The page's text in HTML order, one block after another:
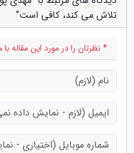
تلاش می کند، کافی است"
* نظرتان را در مورد این مقاله با